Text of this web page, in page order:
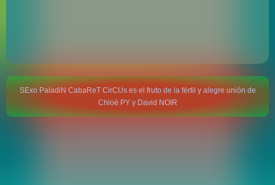
SExo PaladiN CabaReT CirCUs es el fruto de la fértil y alegre unión de
Chloé PY y David NOIR